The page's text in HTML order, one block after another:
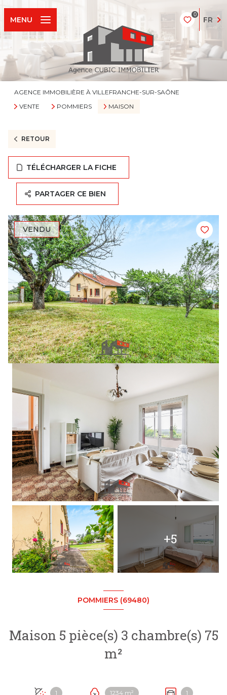
0
FR
MENU
AGENCE IMMOBILIÈRE À VILLEFRANCHE-SUR-SAÔNE
VENTE
POMMIERS MAISON
RETOUR
TÉLÉCHARGER LA FICHE
PARTAGER CE BIEN
VENDU
+5
POMMIERS (69480)
Maison 5 pièce(s) 3 chambre(s) 75
m²
1 1234 m² 1